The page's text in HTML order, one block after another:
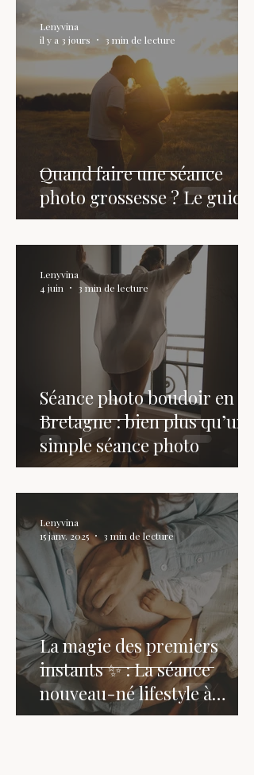
Quand faire une séance
photo grossesse ? Le guide
Lenyvina
il y a 3 jours
3 min de lecture
Séance photo boudoir en
Bretagne : bien plus qu’une
simple séance photo
Lenyvina
4 juin
3 min de lecture
La magie des premiers
instants ✨ : La séance
nouveau-né lifestyle à
domicile
Lenyvina
15 janv. 2025
3 min de lecture